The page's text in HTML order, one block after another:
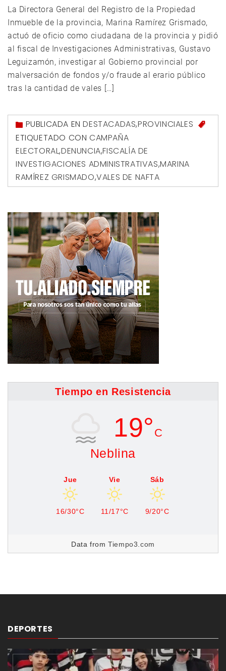
La Directora General del Registro de la Propiedad
Inmueble de la provincia, Marina Ramírez Grismado,
actuó de oficio como ciudadana de la provincia y pidió
al fiscal de Investigaciones Administrativas, Gustavo
Leguizamón, investigar al Gobierno provincial por
malversación de fondos y/o fraude al erario público
tras la cantidad de vales […]
PUBLICADA ENDESTACADAS,PROVINCIALES
ETIQUETADO CON CAMPAÑA
ELECTORAL,DENUNCIA,FISCALÍA DE
INVESTIGACIONES ADMINISTRATIVAS,MARINA
RAMÍREZ GRISMADO,VALES DE NAFTA
Tiempo en Resistencia
19° C
Neblina
Jue
16/30°C
Vie
11/17°C
Sáb
9/20°C
Data fromTiempo3.com
DEPORTES